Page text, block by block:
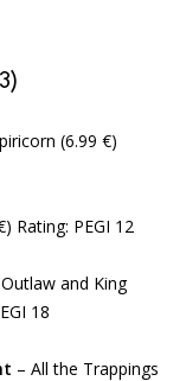
(6.99 €)
Rating: PEGI 12
and King
18
– All the Trappings